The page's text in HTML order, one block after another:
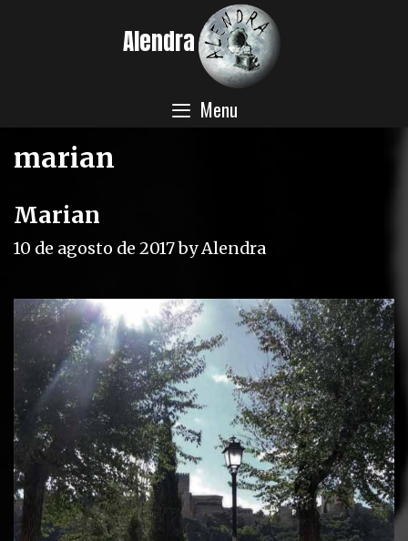
Alendra
Menu
marian
Marian
10 de agosto de 2017byAlendra